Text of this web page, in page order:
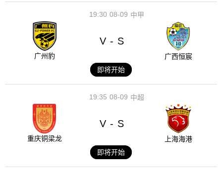
08-09
19:30 中甲
广州豹
V - S
广西恒宸
即将开始
08-09
19:35 中超
重庆铜梁龙
V - S
上海海港
即将开始